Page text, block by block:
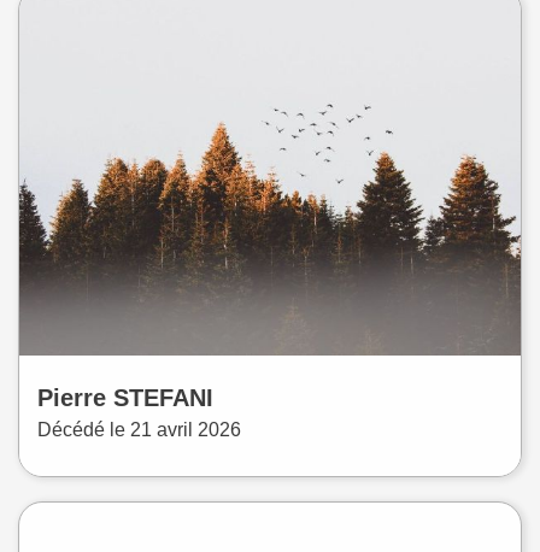
Pierre STEFANI
Décédé le 21 avril 2026